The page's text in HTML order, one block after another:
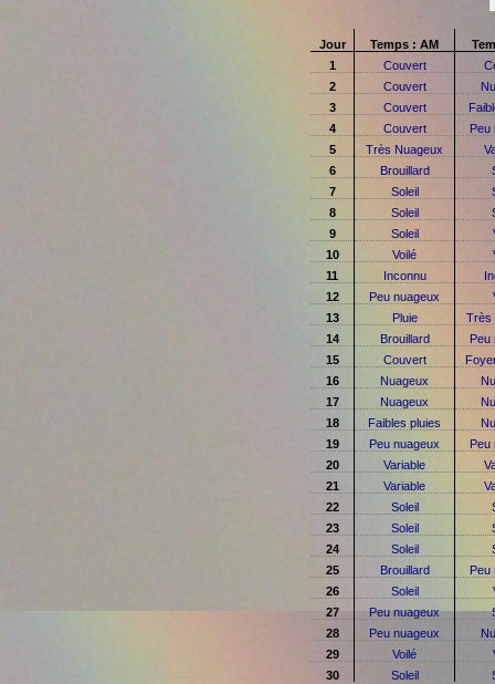
Jour Temps : AM
1
Couvert
2
Couvert
3
Couvert
4
Couvert
Peu
5
Très Nuageux
6
Brouillard
7
Soleil
8
Soleil
9
Soleil
10
Voilé
11
Inconnu
12
Peu nuageux
13
Pluie
Très
14
Brouillard
Peu
15
Couvert
16
Nuageux
17
Nuageux
18
Faibles pluies
19
Peu nuageux
Peu
20
Variable
21
Variable
22
Soleil
23
Soleil
24
Soleil
25
Brouillard
Peu
26
Soleil
27
Peu nuageux
28
Peu nuageux
29
Voilé
30
Soleil